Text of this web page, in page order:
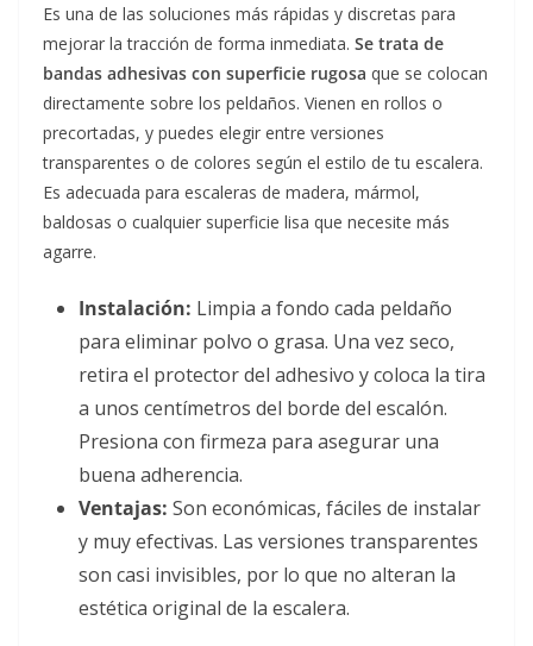
Es una de las soluciones más rápidas y discretas para
mejorar la tracción de forma inmediata. Se trata de
bandas adhesivas con superficie rugosa que se colocan
directamente sobre los peldaños. Vienen en rollos o
precortadas, y puedes elegir entre versiones
transparentes o de colores según el estilo de tu escalera.
Es adecuada para escaleras de madera, mármol,
baldosas o cualquier superficie lisa que necesite más
agarre.
Instalación: Limpia a fondo cada peldaño
para eliminar polvo o grasa. Una vez seco,
retira el protector del adhesivo y coloca la tira
a unos centímetros del borde del escalón.
Presiona con firmeza para asegurar una
buena adherencia.
Ventajas: Son económicas, fáciles de instalar
y muy efectivas. Las versiones transparentes
son casi invisibles, por lo que no alteran la
estética original de la escalera.